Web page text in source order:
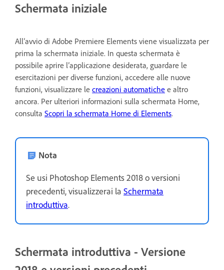
Schermata iniziale
All’avvio di Adobe Premiere Elements viene visualizzata per
prima la schermata iniziale. In questa schermata è
possibile aprire l’applicazione desiderata, guardare le
esercitazioni per diverse funzioni, accedere alle nuove
funzioni, visualizzare le creazioni automatiche e altro
ancora. Per ulteriori informazioni sulla schermata Home,
consulta Scopri la schermata Home di Elements.
Nota
Se usi Photoshop Elements 2018 o versioni
precedenti, visualizzerai la Schermata
introduttiva.
Schermata introduttiva - Versione